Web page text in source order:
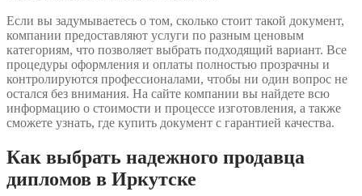
Если вы задумываетесь о том, сколько стоит такой документ,
компании предоставляют услуги по разным ценовым
категориям, что позволяет выбрать подходящий вариант. Все
процедуры оформления и оплаты полностью прозрачны и
контролируются профессионалами, чтобы ни один вопрос не
остался без внимания. На сайте компании вы найдете всю
информацию о стоимости и процессе изготовления, а также
сможете узнать, где купить документ с гарантией качества.
Как выбрать надежного продавца
дипломов в Иркутске